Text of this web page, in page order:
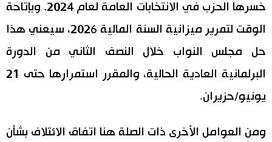
خسرها الحزب في الانتخابات العامة لعام 2024. وبإتاحة
الوقت لتمرير ميزانية السنة المالية 2026، سيعني هذا
حل مجلس النواب خلال النصف الثاني من الدورة
البرلمانية العادية الحالية، والمقرر استمرارها حتى 21
يونيو/حزيران.
ومن العوامل الأخرى ذات الصلة هنا اتفاق الائتلاف بشأن